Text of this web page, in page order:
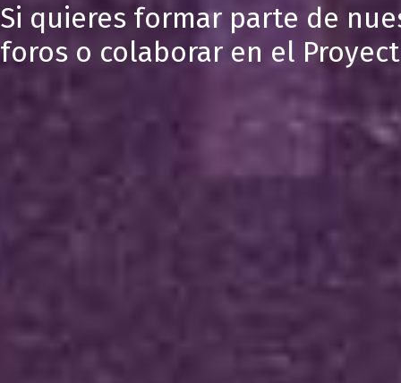
Si quieres formar parte de
foros o colaborar en el